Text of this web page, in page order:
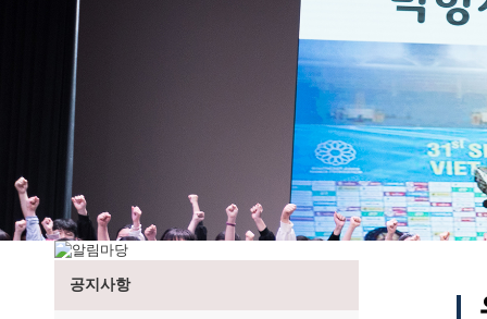
학교 CI
교직원현황
학생현황
위치/전화
전경사진
공지사항